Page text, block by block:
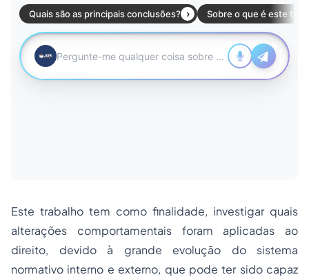
Este trabalho tem como finalidade, investigar quais
alterações comportamentais foram aplicadas ao
direito, devido à grande evolução do sistema
normativo interno e externo, que pode ter sido capaz